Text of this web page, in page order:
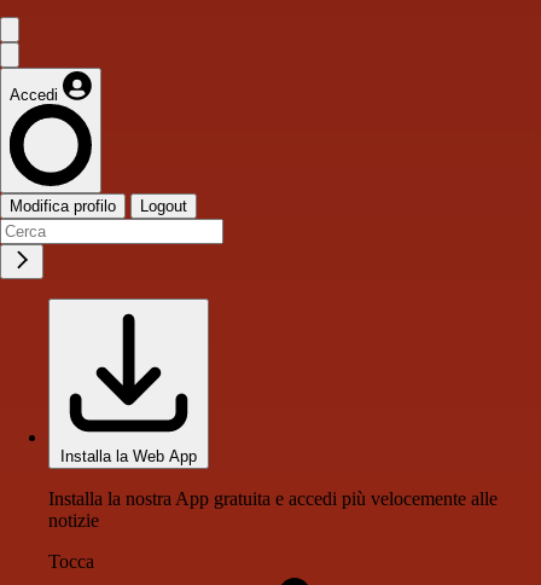
Accedi
Modifica profilo Logout
Installa la Web App
Installa la nostra App gratuita e accedi più velocemente alle
notizie
Tocca